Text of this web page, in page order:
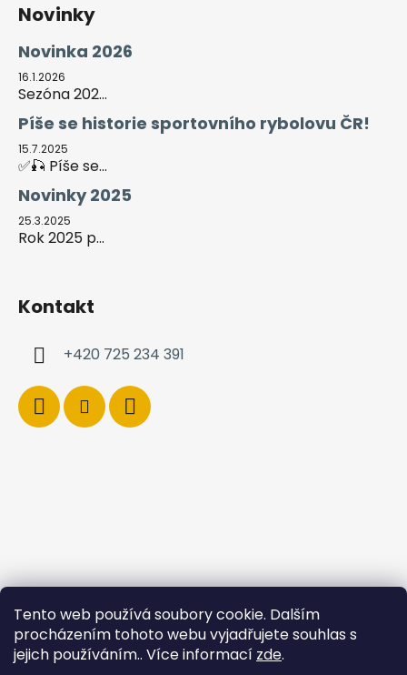
Tento web používá soubory cookie. Dalším
procházením tohoto webu vyjadřujete souhlas s
jejich používáním.. Více informací zde.
Novinky
Novinka 2026
16.1.2026
Sezóna 202...
Píše se historie sportovního rybolovu ČR!
15.7.2025
✅🎣 Píše se...
Novinky 2025
25.3.2025
Rok 2025 p...
Kontakt
+420 725 234 391